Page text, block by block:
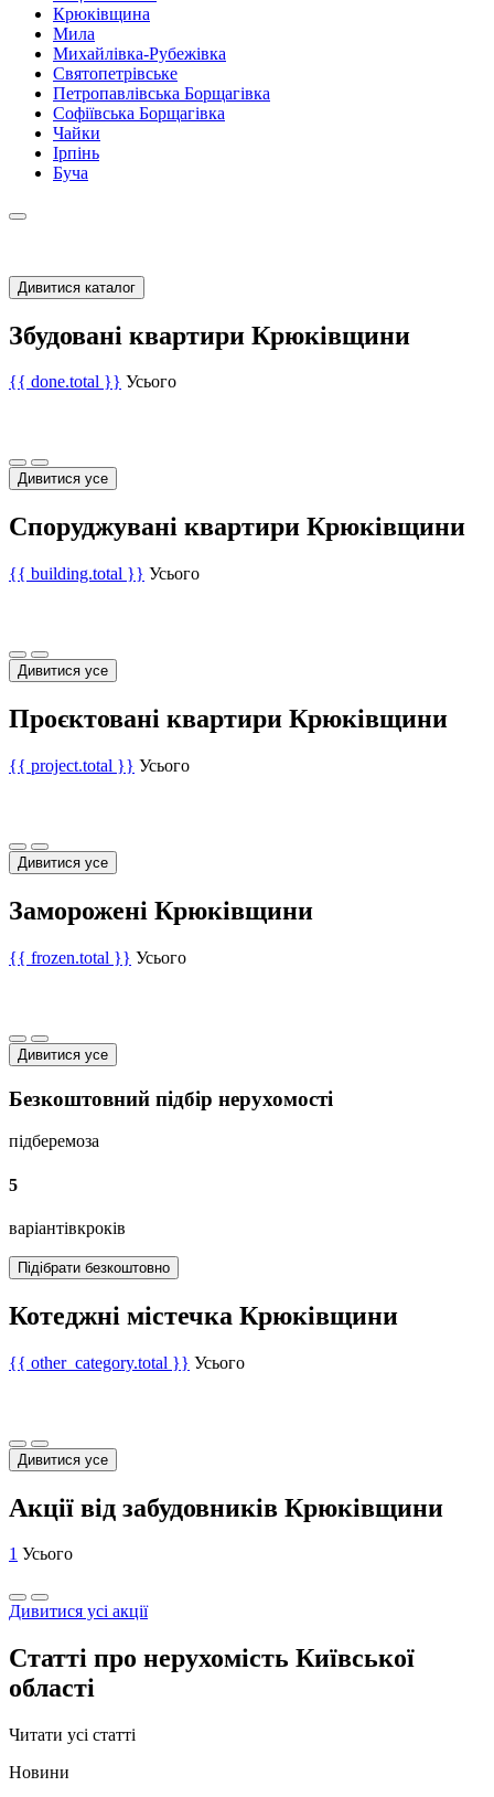
Крюківщина
Мила
Михайлівка-Рубежівка
Святопетрівське
Петропавлівська Борщагівка
Софіївська Борщагівка
Чайки
Ірпінь
Буча
Дивитися каталог
Збудовані квартири Крюківщини
{{ done.total }} Усього
Дивитися усе
Споруджувані квартири Крюківщини
{{ building.total }} Усього
Дивитися усе
Проєктовані квартири Крюківщини
{{ project.total }} Усього
Дивитися усе
Заморожені Крюківщини
{{ frozen.total }} Усього
Дивитися усе
Безкоштовний підбір нерухомості
підберемоза
5
варіантівкроків
Підібрати безкоштовно
Котеджні містечка Крюківщини
{{ other_category.total }} Усього
Дивитися усе
Акції від забудовників Крюківщини
1 Усього
Дивитися усі акції
Статті про нерухомість Київської
області
Читати усі статті
Новини